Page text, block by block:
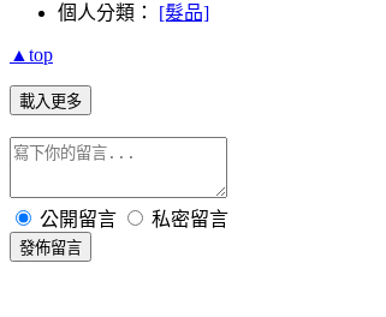
個人分類： [髮品]
▲top
載入更多
公開留言 私密留言
發佈留言